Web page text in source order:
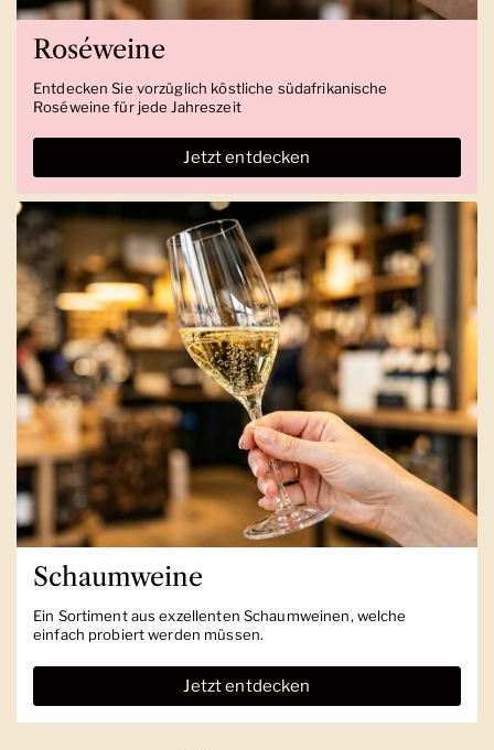
Roséweine
Entdecken Sie vorzüglich köstliche südafrikanische
Roséweine für jede Jahreszeit
Jetzt entdecken
Schaumweine
Ein Sortiment aus exzellenten Schaumweinen, welche
einfach probiert werden müssen.
Jetzt entdecken